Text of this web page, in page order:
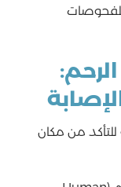
من مكان